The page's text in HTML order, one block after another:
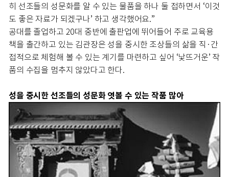
히 선조들의 성문화를 알 수 있는 물품을 하나 둘 접하면서 ‘이것
도 좋은 자료가 되겠구나’ 하고 생각했어요.”
공대를 졸업하고 20대 중반에 출판업에 뛰어들어 주로 교육용
책을 출간하고 있는 김관장은 성을 중시한 조상들의 삶을 직·간
접적으로 체험해 볼 수 있는 계기를 마련하고 싶어 ‘낯뜨거운’ 작
품의 수집을 멈추지 않았다고 한다.
성을 중시한 선조들의 성문화 엿볼 수 있는 작품 많아